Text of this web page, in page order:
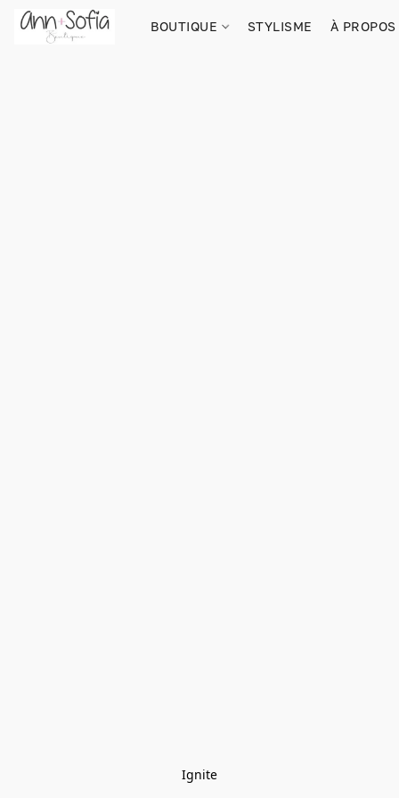
BOUTIQUE STYLISME À
Ignite